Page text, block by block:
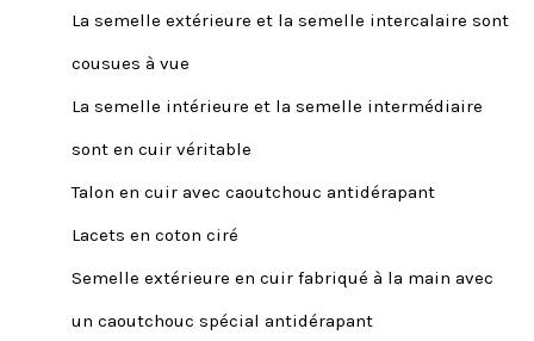
La semelle extérieure et la semelle intercalaire sont
cousues à vue
La semelle intérieure et la semelle intermédiaire
sont en cuir véritable
Talon en cuir avec caoutchouc antidérapant
Lacets en coton ciré
Semelle extérieure en cuir fabriqué à la main avec
un caoutchouc spécial antidérapant